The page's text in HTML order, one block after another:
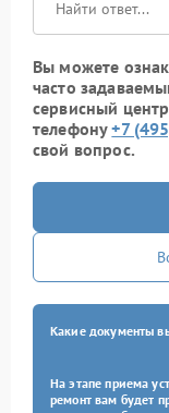
Вы можете
часто
сервисный
телефону+7
свой вопрос.
Какие документы
На этапе приема
ремонт вам будет